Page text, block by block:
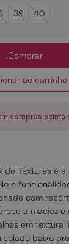
39 40
Comprar
ao carrinho
compras acima
de Texturas é
e
com
a maciez e
em textura
solado baixo